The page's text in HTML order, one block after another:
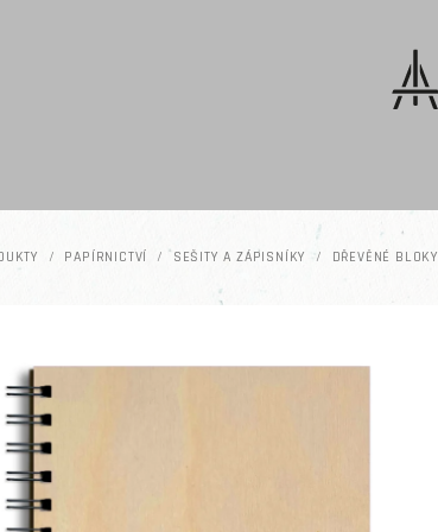
/ PAPÍRNICTVÍ / SEŠITY A ZÁPISNÍKY / DŘEVĚNÉ BLOKY